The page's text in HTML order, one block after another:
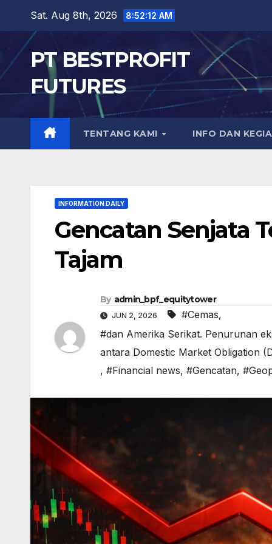
content
Sat. Aug 8th, 2026 8:52:14 AM
PT BESTPROFIT
FUTURES
TENTANG KAMI INFO DAN
INFORMATION DAILY
Gencatan Senjata
Tajam
By admin_bpf_equitytower
JUN 2, 2026 #Cemas,
#dan Amerika Serikat. Penurunan
antara Domestic Market Obligation
, #Financial news, #Gencatan,